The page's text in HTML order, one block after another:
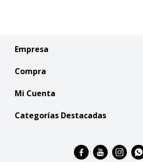
Empresa
Compra
Mi Cuenta
Categorías Destacadas
   